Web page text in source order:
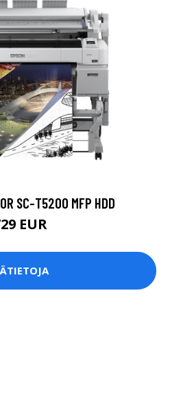
SC-T5200 MFP HDD
EUR